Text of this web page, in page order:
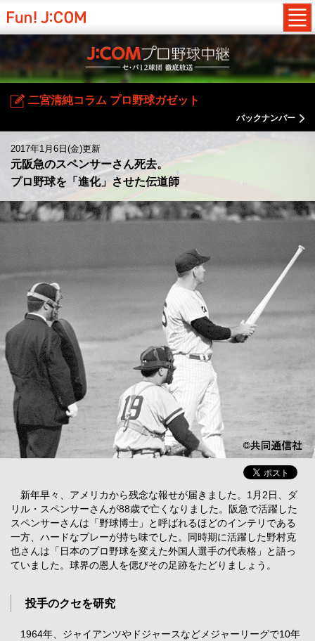
二宮清純コラム プロ野球ガゼット
バックナンバー
2017年1月6日(金)更新
元阪急のスペンサーさん死去。
プロ野球を「進化」させた伝道師
新年早々、アメリカから残念な報せが届きました。1月2日、ダ
リル・スペンサーさんが88歳で亡くなりました。阪急で活躍した
スペンサーさんは「野球博士」と呼ばれるほどのインテリである
一方、ハードなプレーが持ち味でした。同時期に活躍した野村克
也さんは「日本のプロ野球を変えた外国人選手の代表格」と語っ
ていました。球界の恩人を偲びその足跡をたどりましょう。
投手のクセを研究
1964年、ジャイアンツやドジャースなどメジャーリーグで10年